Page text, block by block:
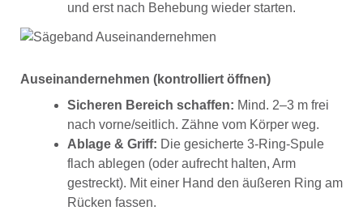
und erst nach Behebung wieder starten.
Auseinandernehmen (kontrolliert öffnen)
Sicheren Bereich schaffen: Mind. 2–3 m frei
nach vorne/seitlich. Zähne vom Körper weg.
Ablage & Griff: Die gesicherte 3-Ring-Spule
flach ablegen (oder aufrecht halten, Arm
gestreckt). Mit einer Hand den äußeren Ring am
Rücken fassen.